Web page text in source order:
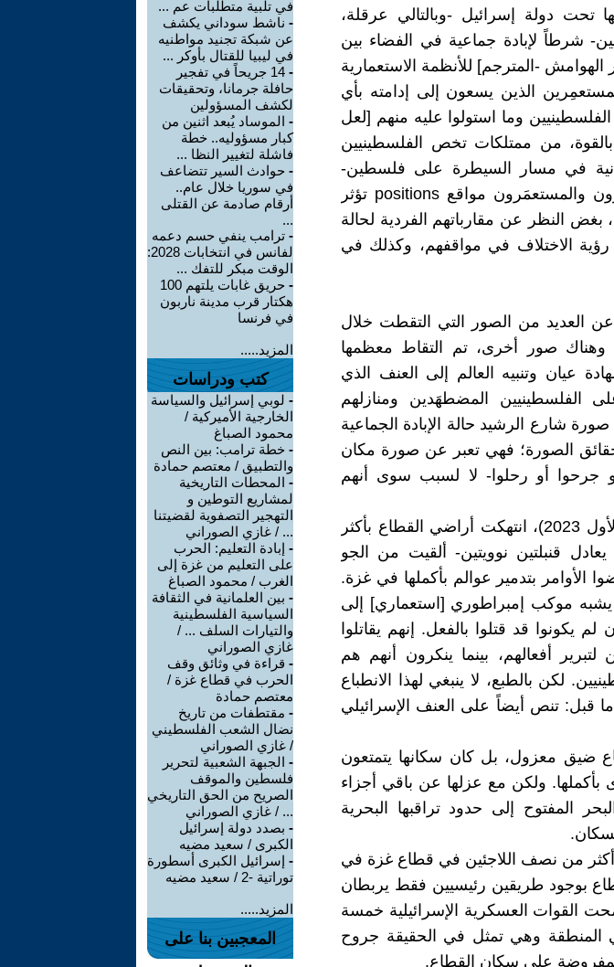
دولة إسرائيل -وبالتالي عرقلة،
شرطاً لإبادة جماعية في الفضاء بين
-المترجم] للأنظمة الاستعمارية
الذين يسعون إلى إدامته بأي
وما استولوا عليه منهم [لعل
من ممتلكات تخص الفلسطينيين
في مسار السيطرة على فلسطين-
المترجم]. وفي الحقيقة يشغل المستعمِرون والمستعمَرون مواقع positions تؤثر
النظر عن مقارباتهم الفردية لحالة
الاختلاف في مواقفهم، وكذلك في
العديد من الصور التي التقطت خلال
وهناك صور أخرى، تم التقاط معظمها
عيان وتنبيه العالم إلى العنف الذي
الفلسطينيين المضطهَدين ومنازلهم
شارع الرشيد حالة الإبادة الجماعية
حقائق الصورة؛ فهي تعبر عن صورة مكان
جرحوا أو رحلوا- لا لسبب سوى أنهم
وحتى حتى كتابة هذه السطور (8 كانون الأول 2023)، انتهكت أراضي القطاع بأكثر
يعادل قنبلتين نوويتين- ألقيت من الجو
الأوامر بتدمير عوالم بأكملها في غزة.
يشبه موكب إمبراطوري [استعماري] إلى
يكونوا قد قتلوا بالفعل. إنهم يقاتلوا
لتبرير أفعالهم، بينما ينكرون أنهم هم
لكن بالطبع، لا ينبغي لهذا الانطباع
قبل: تنص أيضاً على العنف الإسرائيلي
1948، مجرد قطاع ضيق معزول، بل كان سكانها يتمتعون
ولكن مع عزلها عن باقي أجزاء
تحول حتى البحر المفتوح إلى حدود تراقبها البحرية
أكثر من نصف اللاجئين في قطاع غزة في
بوجود طريقين رئيسيين فقط يربطان
القوات العسكرية الإسرائيلية خمسة
المنطقة وهي تمثل في الحقيقة جروح
المفروضة على سكان القطاع.
في تلبية متطلبات عم ...
- ناشط سوداني يكشف
عن شبكة تجنيد مواطنيه
في ليبيا للقتال بأوكر ...
-
14 جريحاً في تفجير
حافلة جرمانا، وتحقيقات
لكشف المسؤولين
- الموساد يُبعد اثنين من
كبار مسؤوليه.. خطة
فاشلة لتغيير النظا ...
- حوادث السير تتضاعف
في سوريا خلال عام..
أرقام صادمة عن القتلى
...
- ترامب ينفي حسم دعمه
لفانس في انتخابات 2028:
الوقت مبكر للتفك ...
-
حريق غابات يلتهم 100
هكتار قرب مدينة ناربون
في فرنسا
المزيد.....
كتب ودراسات
- لوبي إسرائيل والسياسة
الخارجية الأميركية /
محمود الصباغ
- خطة ترامب: بين النص
والتطبيق / معتصم حمادة
- المحطات التاريخية
لمشاريع التوطين و
التهجير التصفوية لقضيتنا
... / غازي الصوراني
- إبادة التعليم: الحرب
على التعليم من غزة إلى
الغرب / محمود الصباغ
- بين العلمانية في الثقافة
السياسية الفلسطينية
والتيارات السلف ... /
غازي الصوراني
- قراءة في وثائق وقف
الحرب في قطاع غزة /
معتصم حمادة
- مقتطفات من تاريخ
نضال الشعب الفلسطيني
/ غازي الصوراني
- الجبهة الشعبية لتحرير
فلسطين والموقف
الصريح من الحق التاريخي
... / غازي الصوراني
- بصدد دولة إسرائيل
الكبرى / سعيد مضيه
- إسرائيل الكبرى أسطورة
توراتية -2 / سعيد مضيه
المزيد.....
المعجبين بنا على